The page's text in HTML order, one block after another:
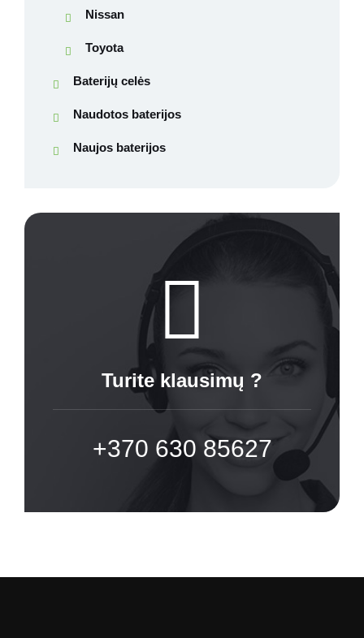
Nissan
Toyota
Baterijų celės
Naudotos baterijos
Naujos baterijos
Turite klausimų ?
+370 630 85627